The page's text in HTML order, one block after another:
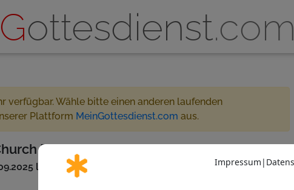
Gottesdienst.com
verfügbar. Wähle bitte einen anderen laufenden
Plattform MeinGottesdienst.com aus.
Düsseldorf 14:00 - 16:30
live gestreamt